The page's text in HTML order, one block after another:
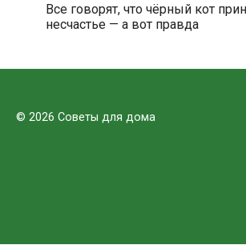
Все говорят, что чёрный кот
несчастье — а вот правда
© 2026 Советы для дома